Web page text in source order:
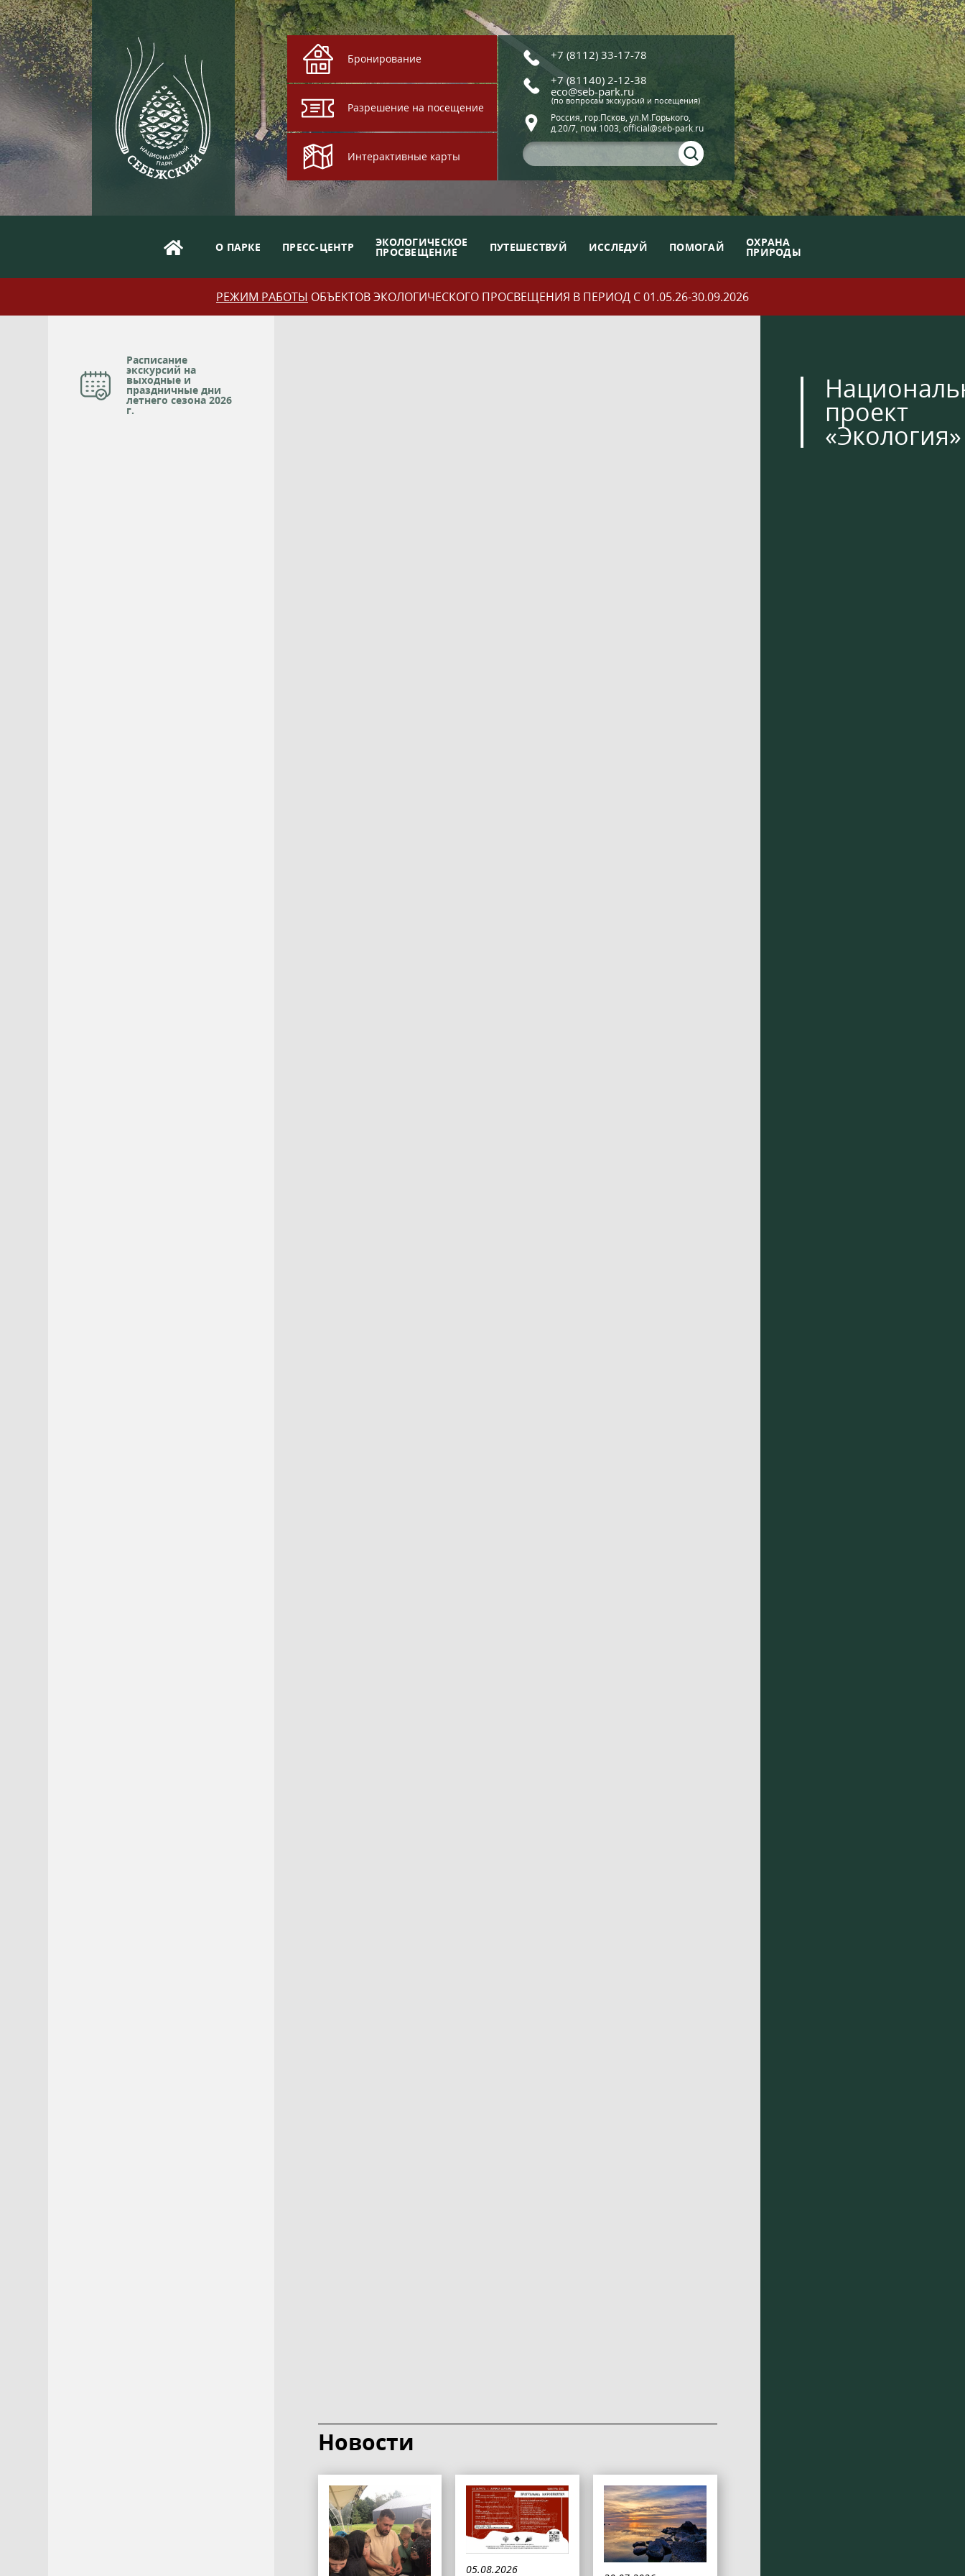
Бронирование
Разрешение на посещение
Интерактивные карты
+7 (8112) 33-17-78
+7 (81140) 2-12-38
eco@seb-park.ru
(по вопросам экскурсий и посещения)
Россия, гор.Псков, ул.М.Горького,
д.20/7, пом.1003, official@seb-park.ru
О ПАРКЕ ПРЕСС-ЦЕНТР ЭКОЛОГИЧЕСКОЕ
ПРОСВЕЩЕНИЕ ПУТЕШЕСТВУЙ ИССЛЕДУЙ ПОМОГАЙ ОХРАНА
ПРИРОДЫ
РЕЖИМ РАБОТЫ ОБЪЕКТОВ ЭКОЛОГИЧЕСКОГО ПРОСВЕЩЕНИЯ В ПЕРИОД С 01.05.26-30.09.2026
Расписание
экскурсий на
выходные и
праздничные дни
летнего сезона 2026
г.
Новости
05.08.2026
проект
«Экология»